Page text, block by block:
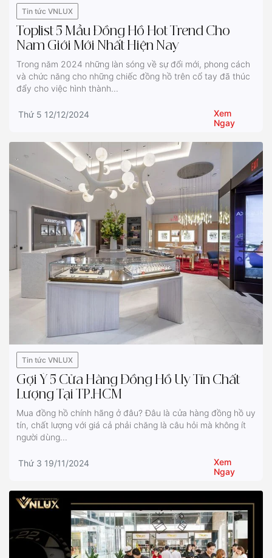
Tin tức VNLUX
Toplist 5 Mẫu Đồng Hồ Hot Trend Cho
Nam Giới Mới Nhất Hiện Nay
Trong năm 2024 những làn sóng về sự đổi mới, phong cách
và chức năng cho những chiếc đồng hồ trên cổ tay đã thúc
đẩy cho việc hình thành...
Thứ 5 12/12/2024
Xem
Ngay
Tin tức VNLUX
Gợi Ý 5 Cửa Hàng Đồng Hồ Uy Tín Chất
Lượng Tại TP.HCM
Mua đồng hồ chính hãng ở đâu? Đâu là cửa hàng đồng hồ uy
tín, chất lượng với giá cả phải chăng là câu hỏi mà không ít
người dùng...
Thứ 3 19/11/2024
Xem
Ngay